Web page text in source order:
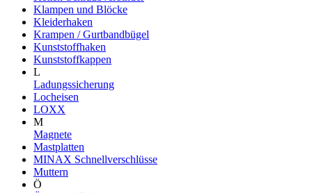
Klampen und Blöcke
Kleiderhaken
Krampen / Gurtbandbügel
Kunststoffhaken
Kunststoffkappen
L
Ladungssicherung
Locheisen
LOXX
M
Magnete
Mastplatten
MINAX Schnellverschlüsse
Muttern
Ö